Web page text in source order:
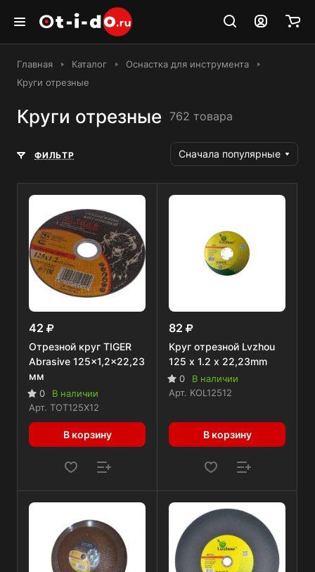
Главная Каталог
Оснастка для инструмента
Круги отрезные
Круги отрезные 762 товара
ФИЛЬТР Сначала популярные
42
Отрезной круг TIGER
Abrasive 125x1,2x22,23
мм
0
В наличии
Арт. TOT125X12
В корзину
82
Круг отрезной Lvzhou
125 x 1.2 x 22,23mm
0
В наличии
Арт. KOL12512
В корзину